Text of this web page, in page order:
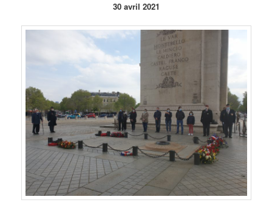
30 avril 2021